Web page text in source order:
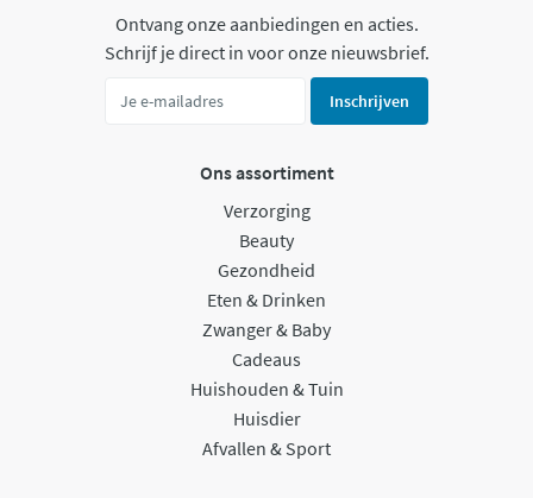
Ontvang onze aanbiedingen en acties.
Schrijf je direct in voor onze nieuwsbrief.
Inschrijven
Ons assortiment
Verzorging
Beauty
Gezondheid
Eten & Drinken
Zwanger & Baby
Cadeaus
Huishouden & Tuin
Huisdier
Afvallen & Sport